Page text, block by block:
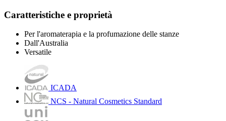
Caratteristiche e proprietà
Per l'aromaterapia e la profumazione delle stanze
Dall'Australia
Versatile
ICADA
NCS - Natural Cosmetics Standard